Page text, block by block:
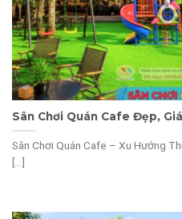
Sân Chơi Quán Cafe Đẹp,
Sân Chơi Quán Cafe – Xu Hướng
[...]